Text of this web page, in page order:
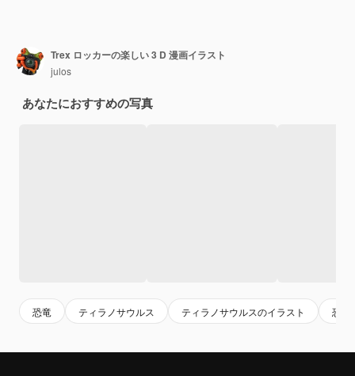
Trex ロッカーの楽しい 3 D 漫画イラスト
julos
あなたにおすすめの写真
恐竜 ティラノサウルス ティラノサウルスのイラスト 恐竜